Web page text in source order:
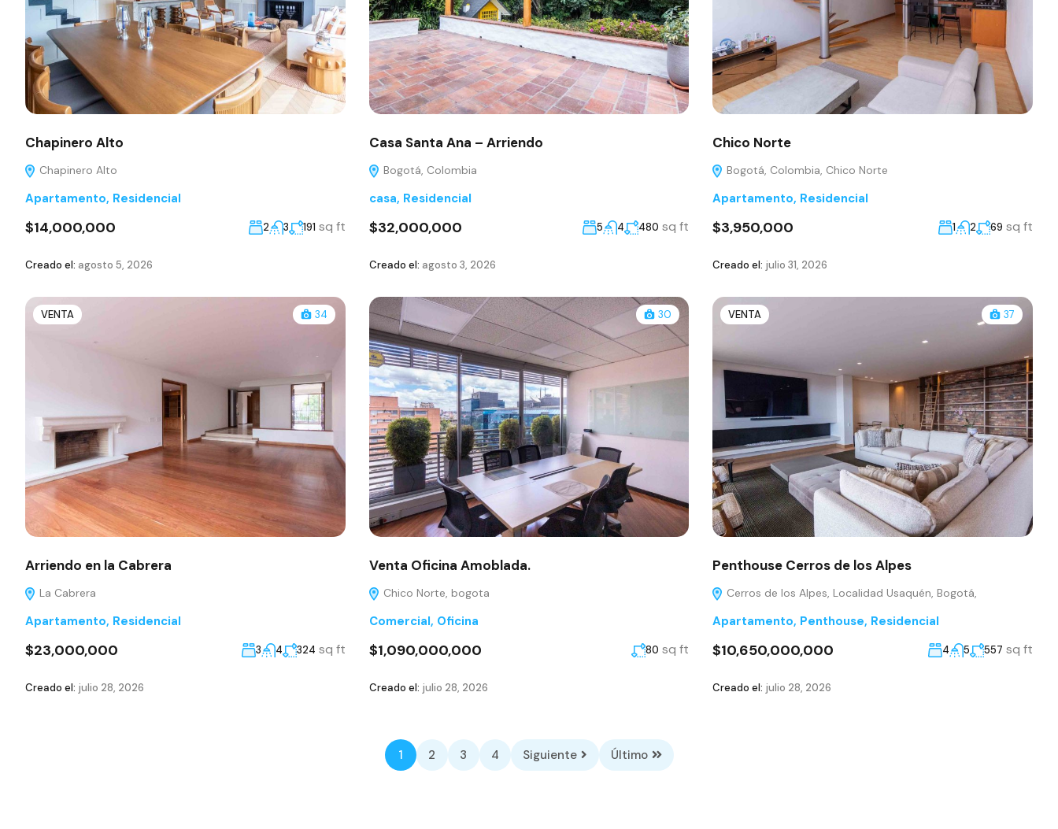
Chapinero Alto
Chapinero Alto
Apartamento, Residencial
$14,000,000 2 3 191 sq ft
Creado el: agosto 5, 2026
Casa Santa Ana – Arriendo
Bogotá, Colombia
casa, Residencial
$32,000,000 5 4 480 sq ft
Creado el: agosto 3, 2026
Chico Norte
Bogotá, Colombia, Chico Norte
Apartamento, Residencial
$3,950,000 1 2 69 sq ft
Creado el: julio 31, 2026
VENTA 34
Arriendo en la Cabrera
La Cabrera
Apartamento, Residencial
$23,000,000 3 4 324 sq ft
Creado el: julio 28, 2026
30
Venta Oficina Amoblada.
Chico Norte, bogota
Comercial, Oficina
$1,090,000,000 80 sq ft
Creado el: julio 28, 2026
VENTA 37
Penthouse Cerros de los Alpes
Cerros de los Alpes, Localidad Usaquén, Bogotá,
Apartamento, Penthouse, Residencial
$10,650,000,000 4 5 557 sq ft
Creado el: julio 28, 2026
1 2 3 4 Siguiente Último